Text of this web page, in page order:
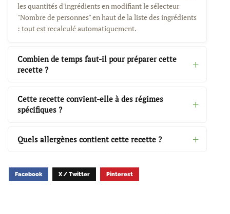
les quantités d'ingrédients en modifiant le sélecteur
"Nombre de personnes" en haut de la liste des ingrédients
: tout est recalculé automatiquement.
Combien de temps faut-il pour préparer cette
recette ?
Cette recette convient-elle à des régimes
spécifiques ?
Quels allergènes contient cette recette ?
Facebook X / Twitter Pinterest